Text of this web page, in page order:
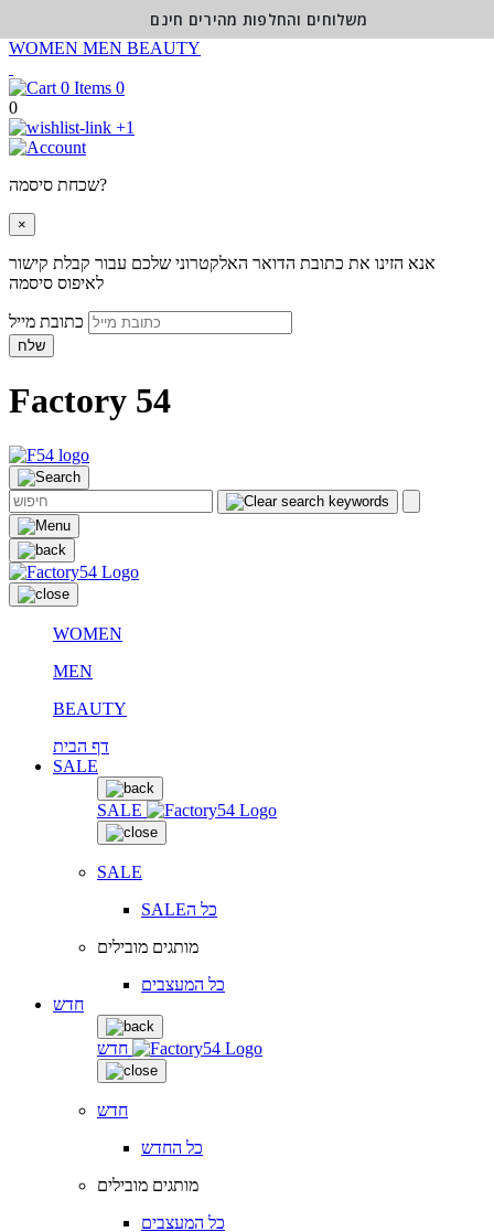
WOMEN MEN BEAUTY
0
0
+1
שכחת סיסמה?
×
אנא הזינו את כתובת הדואר האלקטרוני שלכם עבור קבלת קישור
לאיפוס סיסמה
שלח
Factory 54
WOMEN
MEN
BEAUTY
דף הבית
SALE
SALE
SALE
SALEכל ה
מותגים מובילים
כל המעצבים
חדש
חדש
חדש
כל החדש
מותגים מובילים
כל המעצבים
משלוחים והחלפות מהירים חינם